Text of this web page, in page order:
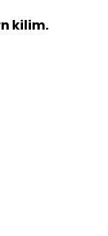
kilim.